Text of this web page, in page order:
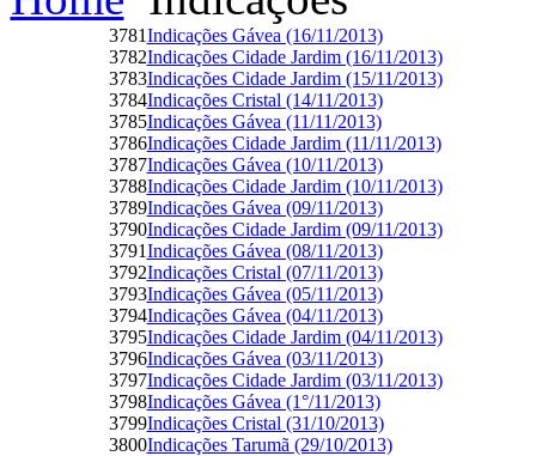
3781Indicações Gávea (16/11/2013)
3782Indicações Cidade Jardim (16/11/2013)
3783Indicações Cidade Jardim (15/11/2013)
3784Indicações Cristal (14/11/2013)
3785Indicações Gávea (11/11/2013)
3786Indicações Cidade Jardim (11/11/2013)
3787Indicações Gávea (10/11/2013)
3788Indicações Cidade Jardim (10/11/2013)
3789Indicações Gávea (09/11/2013)
3790Indicações Cidade Jardim (09/11/2013)
3791Indicações Gávea (08/11/2013)
3792Indicações Cristal (07/11/2013)
3793Indicações Gávea (05/11/2013)
3794Indicações Gávea (04/11/2013)
3795Indicações Cidade Jardim (04/11/2013)
3796Indicações Gávea (03/11/2013)
3797Indicações Cidade Jardim (03/11/2013)
3798Indicações Gávea (1°/11/2013)
3799Indicações Cristal (31/10/2013)
3800Indicações Tarumã (29/10/2013)